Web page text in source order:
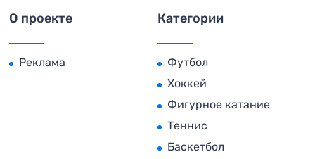
О проекте
Реклама
Категории
Футбол
Хоккей
Фигурное катание
Теннис
Баскетбол